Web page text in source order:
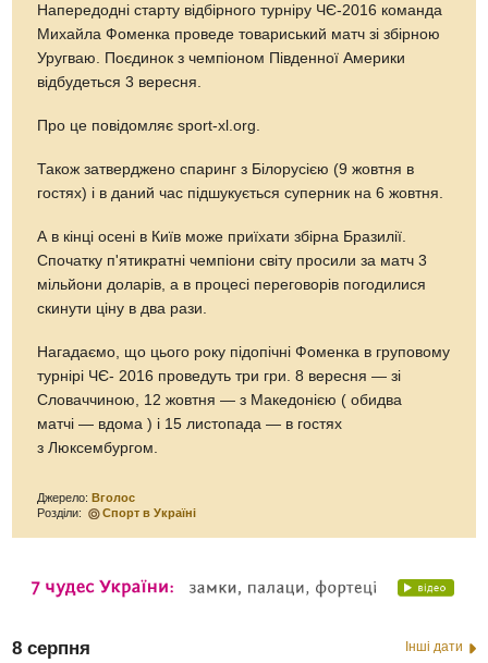
Напередодні старту відбірного турніру ЧЄ-2016 команда
Михайла Фоменка проведе товариський матч зі збірною
Уругваю. Поєдинок з чемпіоном Південної Америки
відбудеться 3 вересня.
Про це повідомляє sport-xl.org.
Також затверджено спаринг з Білорусією (9 жовтня в
гостях) і в даний час підшукується суперник на 6 жовтня.
А в кінці осені в Київ може приїхати збірна Бразилії.
Спочатку п'ятикратні чемпіони світу просили за матч 3
мільйони доларів, а в процесі переговорів погодилися
скинути ціну в два рази.
Нагадаємо, що цього року підопічні Фоменка в груповому
турнірі ЧЄ- 2016 проведуть три гри. 8 вересня — зі
Словаччиною, 12 жовтня — з Македонією ( обидва
матчі — вдома ) і 15 листопада — в гостях
з Люксембургом.
Джерело:Вголос
Розділи:
Спорт в Україні
8 серпня Інші дати